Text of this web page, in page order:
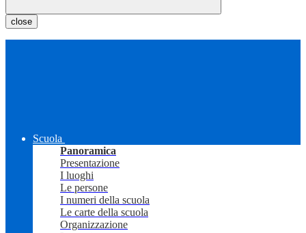
close
Scuola
Panoramica
Presentazione
I luoghi
Le persone
I numeri della scuola
Le carte della scuola
Organizzazione